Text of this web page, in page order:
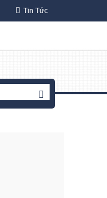
Tin Tức